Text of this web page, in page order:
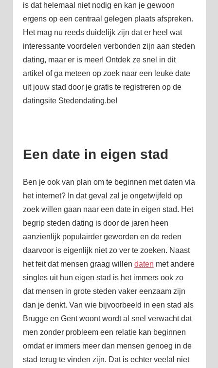
is dat helemaal niet nodig en kan je gewoon
ergens op een centraal gelegen plaats afspreken.
Het mag nu reeds duidelijk zijn dat er heel wat
interessante voordelen verbonden zijn aan steden
dating, maar er is meer! Ontdek ze snel in dit
artikel of ga meteen op zoek naar een leuke date
uit jouw stad door je gratis te registreren op de
datingsite Stedendating.be!
Een date in eigen stad
Ben je ook van plan om te beginnen met daten via
het internet? In dat geval zal je ongetwijfeld op
zoek willen gaan naar een date in eigen stad. Het
begrip steden dating is door de jaren heen
aanzienlijk populairder geworden en de reden
daarvoor is eigenlijk niet zo ver te zoeken. Naast
het feit dat mensen graag willen daten met andere
singles uit hun eigen stad is het immers ook zo
dat mensen in grote steden vaker eenzaam zijn
dan je denkt. Van wie bijvoorbeeld in een stad als
Brugge en Gent woont wordt al snel verwacht dat
men zonder probleem een relatie kan beginnen
omdat er immers meer dan mensen genoeg in de
stad terug te vinden zijn. Dat is echter veelal niet